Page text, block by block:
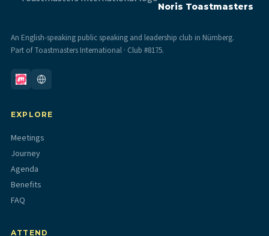
Noris Toastmasters
An English-speaking public speaking and leadership club in Nürnberg.
Part of Toastmasters International · Club #8175.
EXPLORE
Meetings
Journey
Agenda
Benefits
FAQ
ATTEND